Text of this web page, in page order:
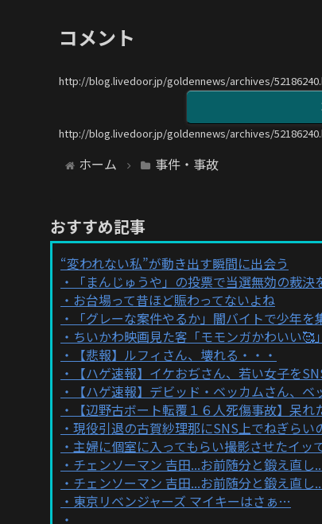
コメント
http://blog.livedoor.jp/goldennews/archives/
http://blog.livedoor.jp/goldennews/archives/
ホーム 事件・事故
おすすめ記事
“変われない私”が動き出す瞬間に出会う
「まんじゅうや」の投票で当選無効の裁決
お台場って昔ほど賑わってないよね
「グレーな案件やるか」闇バイトで少年を
ちいかわ映画見た客「モモンガかわいい🥰
【悲報】ルフィさん、壊れる・・・
【ハゲ速報】イケおぢさん、若い女子を
【ハゲ速報】デビッド・ベッカムさん、ベ
【辺野古ボート転覆１６人死傷事故】呆れ
現役引退の古賀紗理那にSNS上でねぎらい
主婦に個室に入ってもらい撮影させたイッ
チェンソーマン 吉田...お前随分と鍛え直し
チェンソーマン 吉田...お前随分と鍛え直し
東京リベンジャーズ マイキーはさぁ…